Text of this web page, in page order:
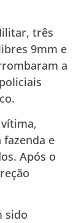
três
9mm e
a
e
Após o
sido